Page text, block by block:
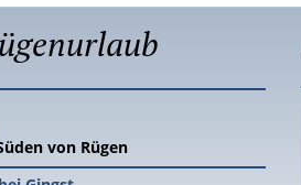
von Rügen